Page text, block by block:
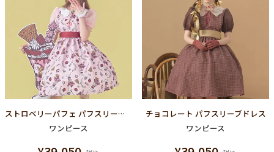
ストロベリーパフェ パフスリーブドレス
ワンピース
チョコレート パフスリーブドレス
ワンピース